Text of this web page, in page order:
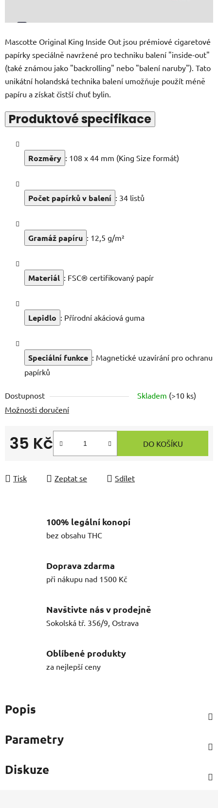
Mascotte Original King Inside Out jsou prémiové cigaretové
papírky speciálně navržené pro techniku balení "inside-out"
(také známou jako "backrolling" nebo "balení naruby"). Tato
unikátní holandská technika balení umožňuje použít méně
papíru a získat čistší chuť bylin.
Produktové specifikace
Rozměry : 108 x 44 mm (King Size formát)
Počet papírků v balení : 34 listů
Gramáž papíru : 12,5 g/m²
Materiál : FSC® certifikovaný papír
Lepidlo : Přírodní akáciová guma
Speciální funkce : Magnetické uzavírání pro ochranu
papírků
Dostupnost Skladem (>10 ks)
Možnosti doručení
35 Kč DO KOŠÍKU
Tisk Zeptat se Sdílet
100% legální konopí
bez obsahu THC
Doprava zdarma
při nákupu nad 1500 Kč
Navštivte nás v prodejně
Sokolská tř. 356/9, Ostrava
Oblíbené produkty
za nejlepší ceny
Popis
Parametry
Diskuze